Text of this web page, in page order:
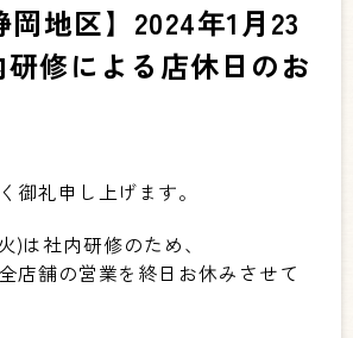
岡地区】2024年1月23
修による店休日のお
御礼申し上げます。
)は社内研修のため、
店舗の営業を終日お休みさせて